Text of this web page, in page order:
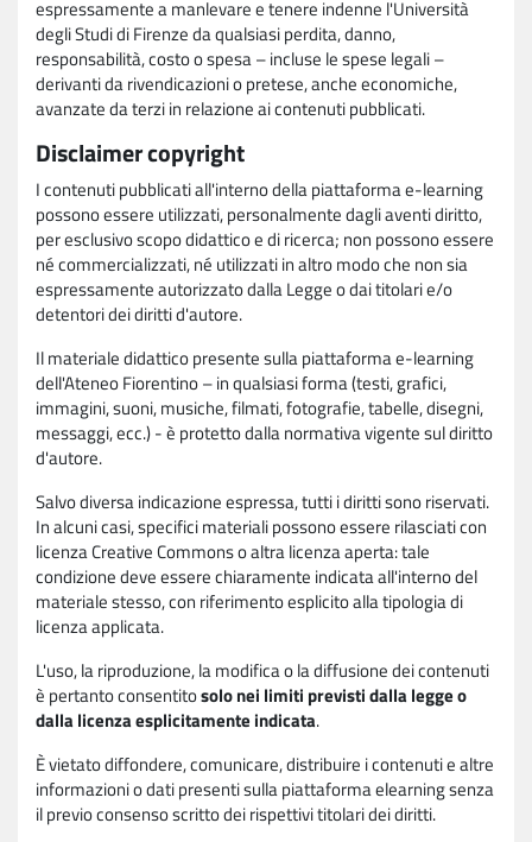
espressamente a manlevare e tenere indenne l'Università
degli Studi di Firenze da qualsiasi perdita, danno,
responsabilità, costo o spesa – incluse le spese legali –
derivanti da rivendicazioni o pretese, anche economiche,
avanzate da terzi in relazione ai contenuti pubblicati.
Disclaimer copyright
I contenuti pubblicati all'interno della piattaforma e-learning
possono essere utilizzati, personalmente dagli aventi diritto,
per esclusivo scopo didattico e di ricerca; non possono essere
né commercializzati, né utilizzati in altro modo che non sia
espressamente autorizzato dalla Legge o dai titolari e/o
detentori dei diritti d'autore.
Il materiale didattico presente sulla piattaforma e-learning
dell'Ateneo Fiorentino – in qualsiasi forma (testi, grafici,
immagini, suoni, musiche, filmati, fotografie, tabelle, disegni,
messaggi, ecc.) - è protetto dalla normativa vigente sul diritto
d'autore.
Salvo diversa indicazione espressa, tutti i diritti sono riservati.
In alcuni casi, specifici materiali possono essere rilasciati con
licenza Creative Commons o altra licenza aperta: tale
condizione deve essere chiaramente indicata all'interno del
materiale stesso, con riferimento esplicito alla tipologia di
licenza applicata.
L'uso, la riproduzione, la modifica o la diffusione dei contenuti
è pertanto consentitosolo nei limiti previsti dalla legge o
dalla licenza esplicitamente indicata.
È vietato diffondere, comunicare, distribuire i contenuti e altre
informazioni o dati presenti sulla piattaforma elearning senza
il previo consenso scritto dei rispettivi titolari dei diritti.